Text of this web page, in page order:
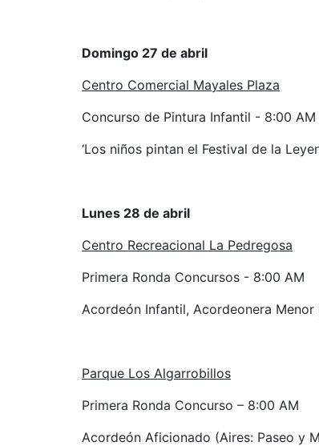
Domingo 27 de abril
Centro Comercial Mayales Plaza
Concurso de Pintura Infantil - 8:00 AM
‘Los niños pintan el Festival de la
Lunes 28 de abril
Centro Recreacional La Pedregosa
Primera Ronda Concursos - 8:00 AM
Acordeón Infantil, Acordeonera
Parque Los Algarrobillos
Primera Ronda Concurso – 8:00 AM
Acordeón Aficionado (Aires: Paseo y